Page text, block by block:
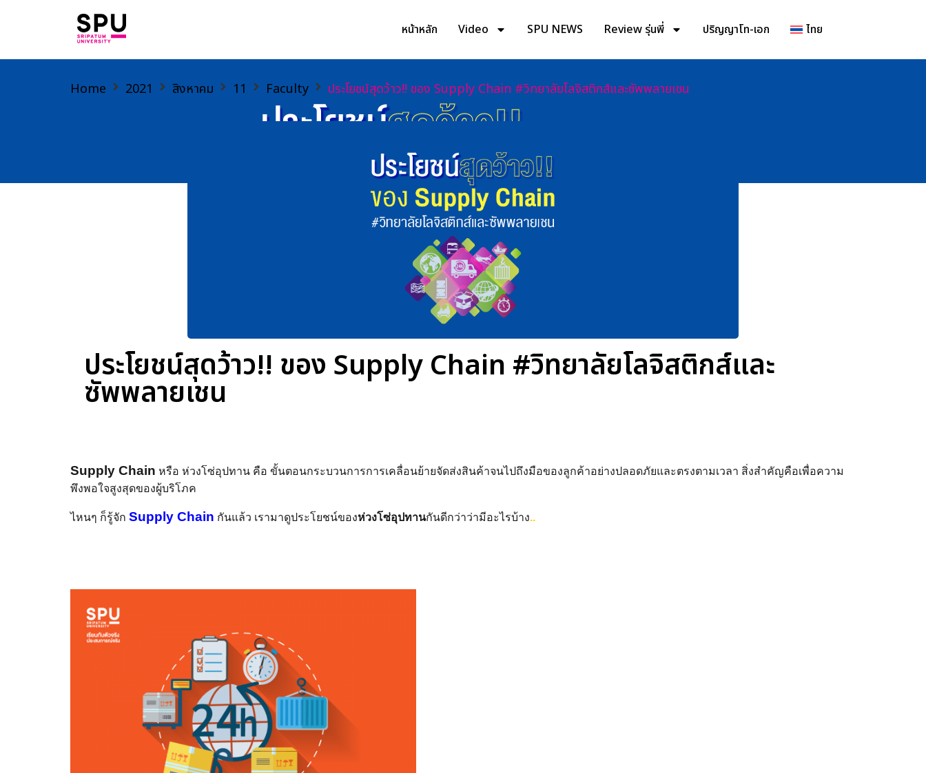
หน้าหลัก Video SPU NEWS Review รุ่นพี่ ปริญญาโท-เอก ไทย
Home 2021 สิงหาคม 11 Faculty ประโยชน์สุดว้าว!! ของ Supply Chain #วิทยาลัยโลจิสติกส์และซัพพลายเชน
ประโยชน์สุดว้าว!! ของ Supply Chain #วิทยาลัยโลจิสติกส์และ
ซัพพลายเชน
Supply Chain หรือ ห่วงโซ่อุปทาน คือ ขั้นตอนกระบวนการการเคลื่อนย้ายจัดส่งสินค้าจนไปถึงมือของลูกค้าอย่างปลอดภัยและตรงตามเวลา สิ่งสำคัญคือเพื่อความ
พึงพอใจสูงสุดของผู้บริโภค
ไหนๆ ก็รู้จัก Supply Chain กันแล้ว เรามาดูประโยชน์ของห่วงโซ่อุปทานกันดีกว่าว่ามีอะไรบ้าง..